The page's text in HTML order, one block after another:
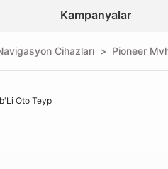
Kampanyalar
Cihazları Pioneer